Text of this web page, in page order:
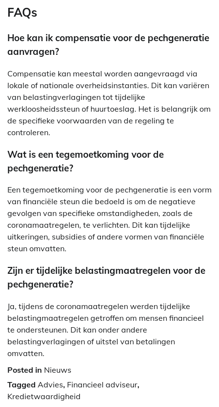
FAQs
Hoe kan ik compensatie voor de pechgeneratie
aanvragen?
Compensatie kan meestal worden aangevraagd via
lokale of nationale overheidsinstanties. Dit kan variëren
van belastingverlagingen tot tijdelijke
werkloosheidssteun of huurtoeslag. Het is belangrijk om
de specifieke voorwaarden van de regeling te
controleren.
Wat is een tegemoetkoming voor de
pechgeneratie?
Een tegemoetkoming voor de pechgeneratie is een vorm
van financiële steun die bedoeld is om de negatieve
gevolgen van specifieke omstandigheden, zoals de
coronamaatregelen, te verlichten. Dit kan tijdelijke
uitkeringen, subsidies of andere vormen van financiële
steun omvatten.
Zijn er tijdelijke belastingmaatregelen voor de
pechgeneratie?
Ja, tijdens de coronamaatregelen werden tijdelijke
belastingmaatregelen getroffen om mensen financieel
te ondersteunen. Dit kan onder andere
belastingverlagingen of uitstel van betalingen
omvatten.
Posted in Nieuws
Tagged Advies, Financieel adviseur,
Kredietwaardigheid